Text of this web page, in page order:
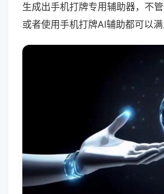
生成出手机打牌专用辅助器，不
或者使用手机打牌AI辅助都可以满